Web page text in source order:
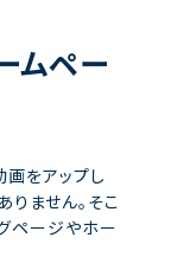
ムペー
をアップし
ません。そこ
ページやホー